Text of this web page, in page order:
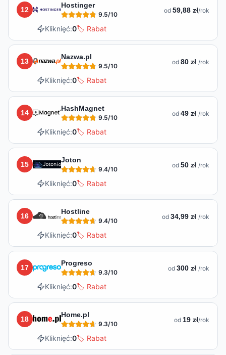
12
Hostinger
9.5/10 od 59,88 zł/rok
Kliknięć:0🏷️ Rabat
13
Nazwa.pl
9.5/10 od 80 zł /rok
Kliknięć:0🏷️ Rabat
14
HashMagnet
9.5/10 od 49 zł /rok
Kliknięć:0🏷️ Rabat
15
Joton
9.4/10 od 50 zł /rok
Kliknięć:0🏷️ Rabat
16
Hostline
9.4/10 od 34,99 zł /rok
Kliknięć:0🏷️ Rabat
17
Progreso
9.3/10 od 300 zł /rok
Kliknięć:0🏷️ Rabat
18
Home.pl
9.3/10 od 19 zł/rok
Kliknięć:0🏷️ Rabat